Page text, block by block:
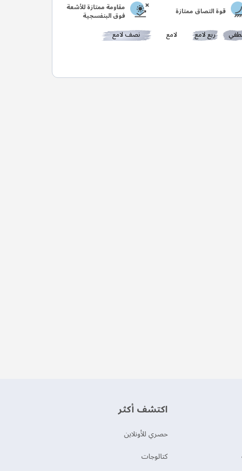
قوة التصاق ممتازة مقاومة ممتازة للأشعة
فوق البنفسجية
ربع لامع لامع نصف لامع
اكتشف أكثر
حصري للأونلاين
‫كتالوجات‬